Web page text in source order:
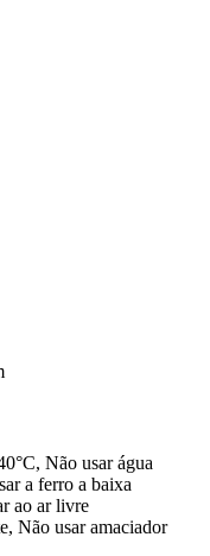
Não usar água
a ferro a baixa
ao ar livre
Não usar amaciador